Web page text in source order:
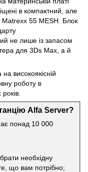
в компактний, але
Matrexx 55 MESH. Блок
не лише із запасом
для 3Ds Max, а й
високоякісній
роботу в
Alfa Server?
понад 10 000
необхідну
що вам потрібно;